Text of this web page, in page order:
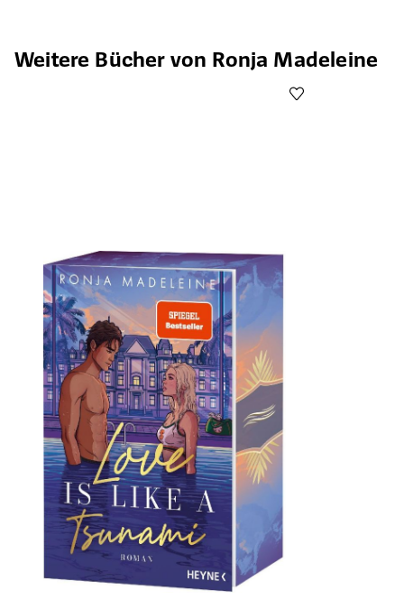
Produktgalerie überspringen
Weitere Bücher von Ronja Madeleine